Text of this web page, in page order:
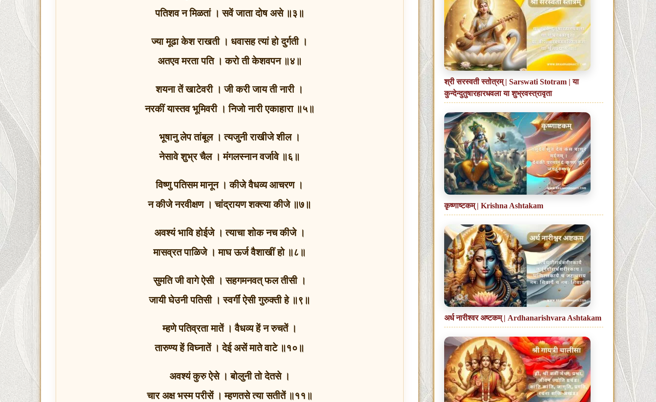
पतिशव न मिळतां । सवें जाता दोष असे ॥३॥
ज्या मूढा केश राखती । धवासह त्यां हो दुर्गती ।
अतएव मरता पति । करो ती केशवपन ॥४॥
शयना तें खाटेवरी । जी करी जाय ती नारी ।
नरकीं यास्तव भूमिवरी । निजो नारी एकाहारा ॥५॥
भूषानु लेप तांबूल । त्यजुनी राखीजे शील ।
नेसावे शुभ्र चैल । मंगलस्नान वर्जावे ॥६॥
विष्णु पतिसम मानून । कीजे वैधव्य आचरण ।
न कीजे नरवीक्षण । चांद्रायण शक्‍त्या कीजे ॥७॥
अवश्यं भावि होईजे । त्याचा शोक नच कीजे ।
मासव्रत पाळिजे । माघ ऊर्ज वैशाखीं हो ॥८॥
सुमति जी वागे ऐसी । सहगमनवत् फल तीसी ।
जायी घेउनी पतिसी । स्वर्गीं ऐसी गुरुक्ती हे ॥९॥
म्हणे पतिव्रता मातें । वैधव्य हें न रुचतें ।
तारुण्य हें विघ्नातें । देई असें माते वाटे ॥१०॥
अवश्यं कुरु ऐसे । बोलुनी तो देतसे ।
चार अक्ष भस्म परीसें । म्हणतसे त्या सतीतें ॥११॥
श्री सरस्वती स्तोत्रम् | Sarswati Stotram | या
कुन्देन्दुतुषारहारधवला या शुभ्रवस्त्रावृता
कृष्णाष्टकम् | Krishna Ashtakam
अर्ध नारीश्वर अष्टकम् | Ardhanarishvara Ashtakam